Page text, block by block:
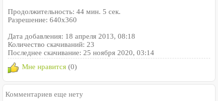
Продолжительность: 44 мин. 5 сек.
Разрешение: 640x360
Дата добавления: 18 апреля 2013, 08:18
Количество скачиваний: 23
Последнее скачивание: 25 ноября 2020, 03:14
Мне нравится (0)
Комментариев еще нету